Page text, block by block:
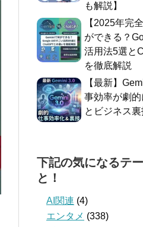
も解説】
【2025年完
ができる？
活用法5選と
を徹底解説
【最新】
事効率が劇
とビジネス
下記の気になるテ
と！
AI関連 (4)
エンタメ (338)